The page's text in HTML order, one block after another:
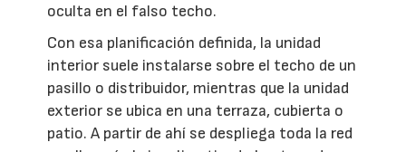
oculta en el falso techo.
Con esa planificación definida, la unidad
interior suele instalarse sobre el techo de un
pasillo o distribuidor, mientras que la unidad
exterior se ubica en una terraza, cubierta o
patio. A partir de ahí se despliega toda la red